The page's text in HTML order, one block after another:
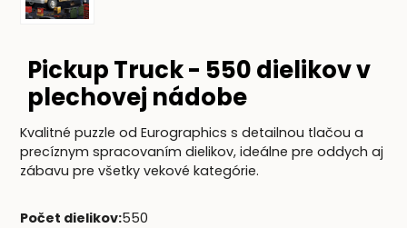
Pickup Truck - 550 dielikov v
plechovej nádobe
Kvalitné puzzle od Eurographics s detailnou tlačou a
precíznym spracovaním dielikov, ideálne pre oddych aj
zábavu pre všetky vekové kategórie.
Počet dielikov:550